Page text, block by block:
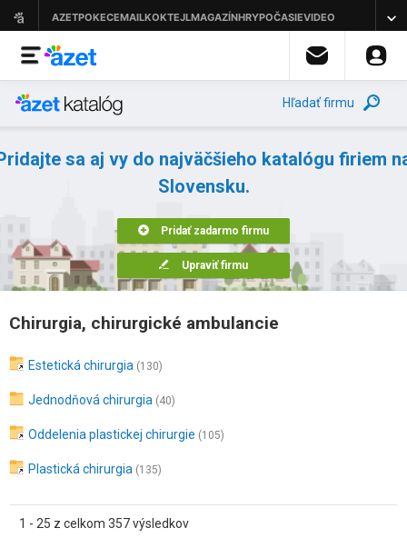
Hľadať firmu
sa aj vy do najväčšieho katalógu firiem
Slovensku.
Pridať zadarmo firmu
Upraviť firmu
Chirurgia, chirurgické ambulancie
Estetická chirurgia (130)
Jednodňová chirurgia (40)
Oddelenia plastickej chirurgie (105)
Plastická chirurgia (135)
1 - 25 z celkom 357 výsledkov